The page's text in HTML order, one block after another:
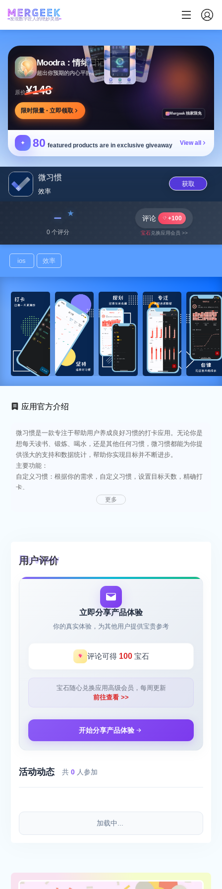
发现数字匠人的绝妙灵感
Moodra：情绪日记
超出你预期的内心平静助手
原价¥148
限时限量 · 立即领取 Mergeek 独家限免
✦ 80 featured products are in exclusive giveaway View all
微习惯
效率
获取
﹣
0 个评分
评论 +100
宝石兑换应用会员 >>
ios 效率
应用官方介绍
微习惯是一款专注于帮助用户养成良好习惯的打卡应用。无论你是
想每天读书、锻炼、喝水，还是其他任何习惯，微习惯都能为你提
供强大的支持和数据统计，帮助你实现目标并不断进步。
主要功能：
自定义习惯：根据你的需求，自定义习惯，设置目标天数，精确打
卡。
打卡记录：每日打卡，实时记录每个习惯的完成情况，让你对自己
激励机制：通过设定目标天数和成长分数，激励自己坚持不懈，实
现习惯养成的目标。
需要打卡监督自律的人群
希望通过数据统计和分析提升自我管理能力的人群
为什么选择微习惯：
强大的数据统计功能，让你的进步看得见
灵活的自定义设置，满足不同用户的需求
如果你有任何建议或反馈，请随时联系我们。我们致力于不断改进
和优化微习惯，为用户提供更好的体验。
更多
用户评价
立即分享产品体验
你的真实体验，为其他用户提供宝贵参考
评论可得 100宝石
宝石随心兑换应用高级会员，每周更新
前往查看 >>
开始分享产品体验
活动动态 共0 人参加
加载中...